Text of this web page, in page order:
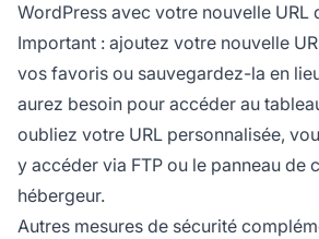
WordPress avec votre nouvelle URL
Important : ajoutez votre nouvelle
vos favoris ou sauvegardez-la en
aurez besoin pour accéder au
oubliez votre URL personnalisée,
y accéder via FTP ou le panneau de
hébergeur.
Autres mesures de sécurité